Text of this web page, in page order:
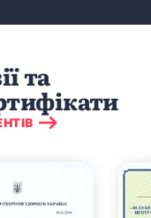
та